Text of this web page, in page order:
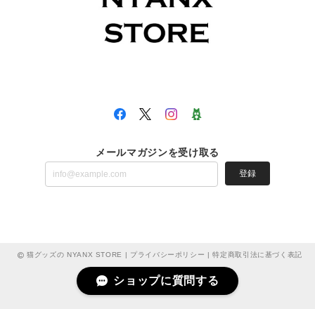
メールマガジンを受け取る
登録
猫グッズの NYANX STORE | プライバシーポリシー |特定商取引法に基づく表記
ショップに質問する